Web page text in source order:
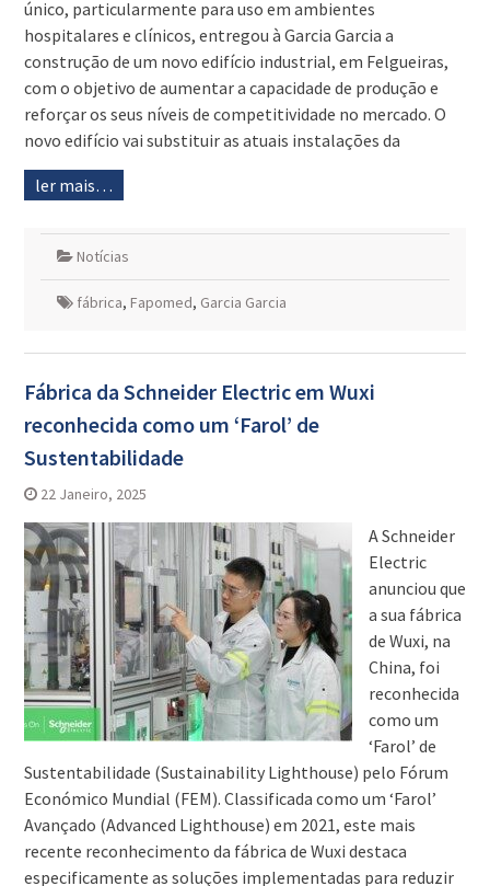
único, particularmente para uso em ambientes
hospitalares e clínicos, entregou à Garcia Garcia a
construção de um novo edifício industrial, em Felgueiras,
com o objetivo de aumentar a capacidade de produção e
reforçar os seus níveis de competitividade no mercado. O
novo edifício vai substituir as atuais instalações da
ler mais…
Notícias
fábrica, Fapomed, Garcia Garcia
Fábrica da Schneider Electric em Wuxi
reconhecida como um ‘Farol’ de
Sustentabilidade
22 Janeiro, 2025
A Schneider
Electric
anunciou que
a sua fábrica
de Wuxi, na
China, foi
reconhecida
como um
‘Farol’ de
Sustentabilidade (Sustainability Lighthouse) pelo Fórum
Económico Mundial (FEM). Classificada como um ‘Farol’
Avançado (Advanced Lighthouse) em 2021, este mais
recente reconhecimento da fábrica de Wuxi destaca
especificamente as soluções implementadas para reduzir